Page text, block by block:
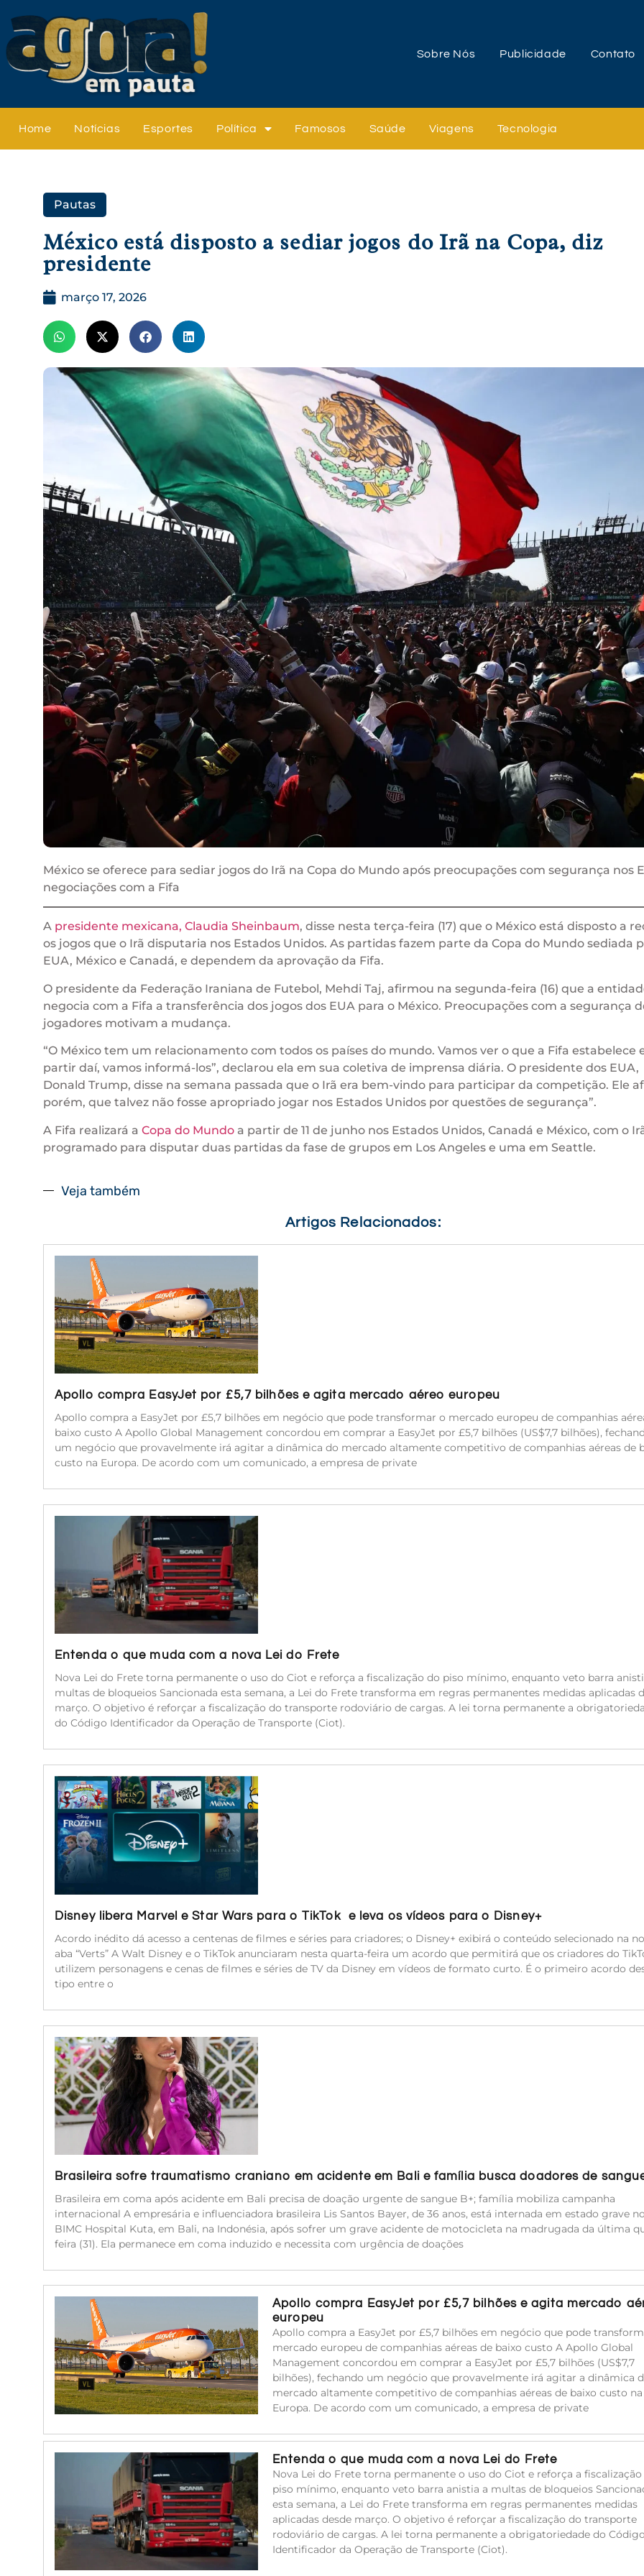
Sobre Nós Publicidade Contato
Home Notícias Esportes Política Famosos Saúde Viagens Tecnologia
Pautas
México está disposto a sediar jogos do Irã na Copa, diz
presidente
março 17, 2026
México se oferece para sediar jogos do Irã na Copa do Mundo após preocupações com segurança nos
negociações com a Fifa
A presidente mexicana, Claudia Sheinbaum, disse nesta terça-feira (17) que o México está disposto a
os jogos que o Irã disputaria nos Estados Unidos. As partidas fazem parte da Copa do Mundo sediada
EUA, México e Canadá, e dependem da aprovação da Fifa.
O presidente da Federação Iraniana de Futebol, Mehdi Taj, afirmou na segunda-feira (16) que a
negocia com a Fifa a transferência dos jogos dos EUA para o México. Preocupações com a segurança
jogadores motivam a mudança.
“O México tem um relacionamento com todos os países do mundo. Vamos ver o que a Fifa estabelece
partir daí, vamos informá-los”, declarou ela em sua coletiva de imprensa diária. O presidente dos EUA,
Donald Trump, disse na semana passada que o Irã era bem-vindo para participar da competição. Ele
porém, que talvez não fosse apropriado jogar nos Estados Unidos por questões de segurança”.
A Fifa realizará a Copa do Mundo a partir de 11 de junho nos Estados Unidos, Canadá e México, com o
programado para disputar duas partidas da fase de grupos em Los Angeles e uma em Seattle.
Veja também
Artigos Relacionados:
Apollo compra EasyJet por £5,7 bilhões e agita mercado aéreo europeu
Apollo compra a EasyJet por £5,7 bilhões em negócio que pode transformar o mercado europeu de companhias
baixo custo A Apollo Global Management concordou em comprar a EasyJet por £5,7 bilhões (US$7,7 bilhões),
um negócio que provavelmente irá agitar a dinâmica do mercado altamente competitivo de companhias aéreas de
custo na Europa. De acordo com um comunicado, a empresa de private
Entenda o que muda com a nova Lei do Frete
Nova Lei do Frete torna permanente o uso do Ciot e reforça a fiscalização do piso mínimo, enquanto veto barra
multas de bloqueios Sancionada esta semana, a Lei do Frete transforma em regras permanentes medidas aplicadas
março. O objetivo é reforçar a fiscalização do transporte rodoviário de cargas. A lei torna permanente a
do Código Identificador da Operação de Transporte (Ciot).
Disney libera Marvel e Star Wars para o TikTok e leva os vídeos para o Disney+
Acordo inédito dá acesso a centenas de filmes e séries para criadores; o Disney+ exibirá o conteúdo selecionado na
aba “Verts” A Walt Disney e o TikTok anunciaram nesta quarta-feira um acordo que permitirá que os criadores do
utilizem personagens e cenas de filmes e séries de TV da Disney em vídeos de formato curto. É o primeiro acordo
tipo entre o
Brasileira sofre traumatismo craniano em acidente em Bali e família busca doadores de
Brasileira em coma após acidente em Bali precisa de doação urgente de sangue B+; família mobiliza campanha
internacional A empresária e influenciadora brasileira Lis Santos Bayer, de 36 anos, está internada em estado grave no
BIMC Hospital Kuta, em Bali, na Indonésia, após sofrer um grave acidente de motocicleta na madrugada da última
feira (31). Ela permanece em coma induzido e necessita com urgência de doações
Apollo compra EasyJet por £5,7 bilhões e agita mercado
europeu
Apollo compra a EasyJet por £5,7 bilhões em negócio que pode
mercado europeu de companhias aéreas de baixo custo A Apollo Global
Management concordou em comprar a EasyJet por £5,7 bilhões (US$7,7
bilhões), fechando um negócio que provavelmente irá agitar a dinâmica
mercado altamente competitivo de companhias aéreas de baixo custo na
Europa. De acordo com um comunicado, a empresa de private
Entenda o que muda com a nova Lei do Frete
Nova Lei do Frete torna permanente o uso do Ciot e reforça a fiscalização
piso mínimo, enquanto veto barra anistia a multas de bloqueios
esta semana, a Lei do Frete transforma em regras permanentes medidas
aplicadas desde março. O objetivo é reforçar a fiscalização do transporte
rodoviário de cargas. A lei torna permanente a obrigatoriedade do Código
Identificador da Operação de Transporte (Ciot).